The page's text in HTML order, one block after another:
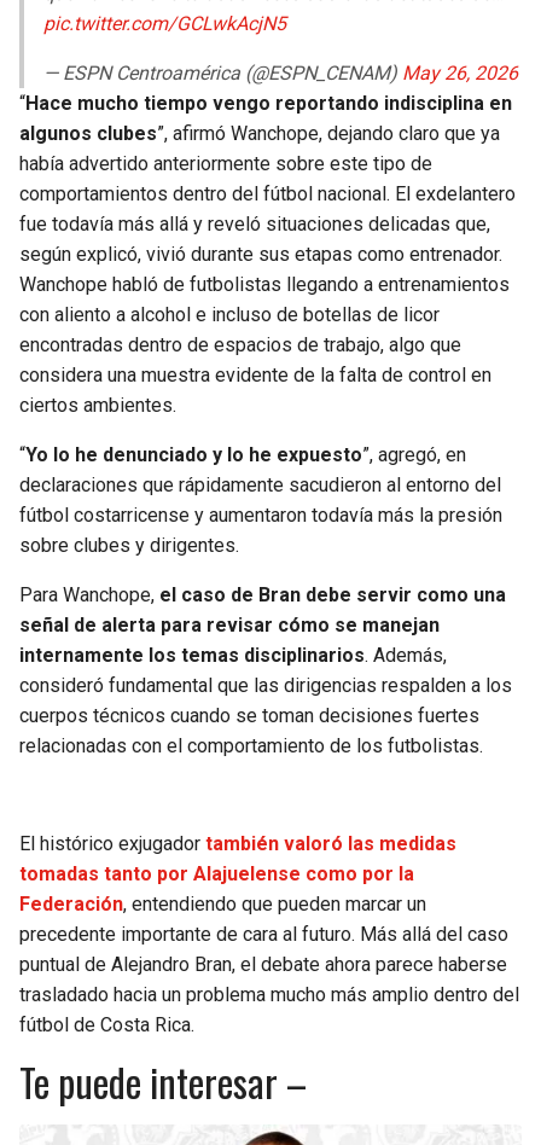
pic.twitter.com/GCLwkAcjN5
— ESPN Centroamérica (@ESPN_CENAM) May 26, 2026
“Hace mucho tiempo vengo reportando indisciplina en
algunos clubes”, afirmó Wanchope, dejando claro que ya
había advertido anteriormente sobre este tipo de
comportamientos dentro del fútbol nacional. El exdelantero
fue todavía más allá y reveló situaciones delicadas que,
según explicó, vivió durante sus etapas como entrenador.
Wanchope habló de futbolistas llegando a entrenamientos
con aliento a alcohol e incluso de botellas de licor
encontradas dentro de espacios de trabajo, algo que
considera una muestra evidente de la falta de control en
ciertos ambientes.
“Yo lo he denunciado y lo he expuesto”, agregó, en
declaraciones que rápidamente sacudieron al entorno del
fútbol costarricense y aumentaron todavía más la presión
sobre clubes y dirigentes.
Para Wanchope, el caso de Bran debe servir como una
señal de alerta para revisar cómo se manejan
internamente los temas disciplinarios. Además,
consideró fundamental que las dirigencias respalden a los
cuerpos técnicos cuando se toman decisiones fuertes
relacionadas con el comportamiento de los futbolistas.
El histórico exjugador también valoró las medidas
tomadas tanto por Alajuelense como por la
Federación, entendiendo que pueden marcar un
precedente importante de cara al futuro. Más allá del caso
puntual de Alejandro Bran, el debate ahora parece haberse
trasladado hacia un problema mucho más amplio dentro del
fútbol de Costa Rica.
Te puede interesar –